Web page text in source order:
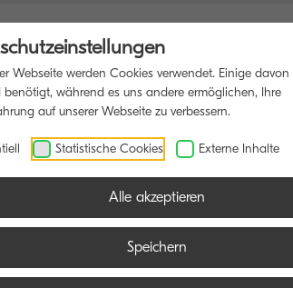
SOFTWARE BLOG
Webseite werden Cookies verwendet. Einige davon
benötigt, während es uns andere ermöglichen, Ihre
auf unserer Webseite zu verbessern.
Statistische Cookies Externe Inhalte
Alle akzeptieren
Speichern